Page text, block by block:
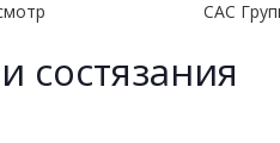
CAC
состязания